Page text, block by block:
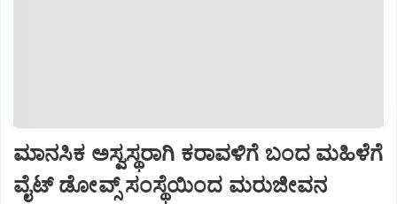
ಮಾನಸಿಕ ಅಸ್ವಸ್ಥರಾಗಿ ಕರಾವಳಿಗೆ ಬಂದ ಮಹಿಳೆಗೆ
ವೈಟ್‌ ಡೋವ್ಸ್‌ ಸಂಸ್ಥೆಯಿಂದ ಮರುಜೀವನ